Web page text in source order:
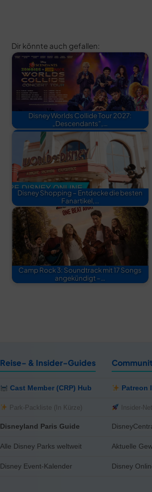
Dir könnte auch gefallen:
Disney Worlds Collide Tour 2027:
„Descendants”,…
Disney Shopping – Entdecke die besten
Fanartikel,…
Camp Rock 3: Soundtrack mit 17 Songs
angekündigt –…
Reise- & Insider-Guides
Cast Member (CRP) Hub
Park-Packliste (In Kürze)
Disneyland Paris Guide
Alle Disney Parks weltweit
Disney Event-Kalender
Patreon
Insider-
Aktuelle
Disney